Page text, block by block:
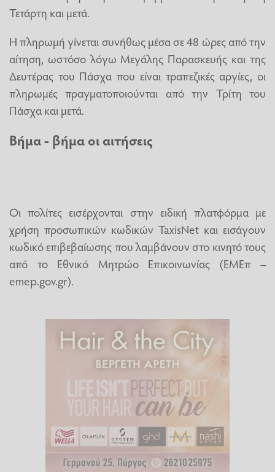
Τετάρτη και μετά.
Η πληρωμή γίνεται συνήθως μέσα σε 48 ώρες από την
αίτηση, ωστόσο λόγω Μεγάλης Παρασκευής και της
Δευτέρας του Πάσχα που είναι τραπεζικές αργίες, οι
πληρωμές πραγματοποιούνται από την Τρίτη του
Πάσχα και μετά.
Βήμα - βήμα οι αιτήσεις
Οι πολίτες εισέρχονται στην ειδική πλατφόρμα με
χρήση προσωπικών κωδικών TaxisNet και εισάγουν
κωδικό επιβεβαίωσης που λαμβάνουν στο κινητό τους
από το Εθνικό Μητρώο Επικοινωνίας (ΕΜΕπ –
emep.gov.gr).